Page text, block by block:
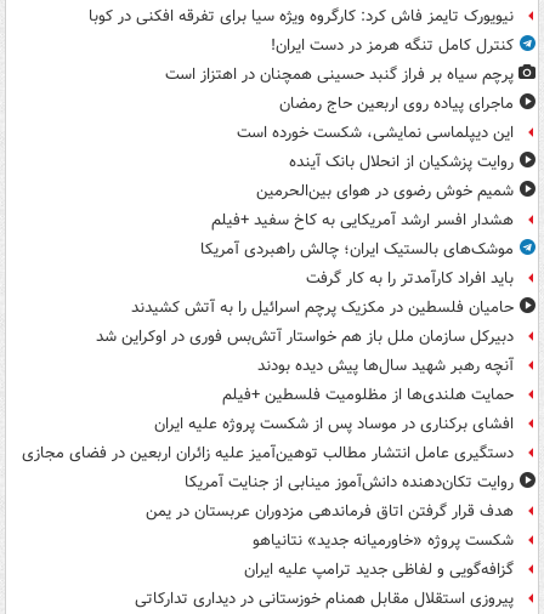
نیویورک تایمز فاش کرد: کارگروه ویژه سیا برای تفرقه افکنی در کوبا
کنترل کامل تنگه هرمز در دست ایران!
پرچم سیاه بر فراز گنبد حسینی همچنان در اهتزاز است
ماجرای پیاده روی اربعین حاج رمضان
این دیپلماسی نمایشی، شکست خورده است
روایت پزشکیان از انحلال بانک آینده
شمیم خوش رضوی در هوای بین‌الحرمین
هشدار افسر ارشد آمریکایی به کاخ سفید +فیلم
موشک‌های بالستیک ایران؛ چالش راهبردی آمریکا
باید افراد کارآمدتر را به کار گرفت
حامیان فلسطین در مکزیک پرچم اسرائیل را به آتش کشیدند
دبیرکل سازمان ملل باز هم خواستار آتش‌بس فوری در اوکراین شد
آنچه رهبر شهید سال‌ها پیش دیده بودند
حمایت هلندی‌ها از مظلومیت فلسطین +فیلم
افشای برکناری در موساد پس از شکست پروژه علیه ایران
دستگیری عامل انتشار مطالب توهین‌آمیز علیه زائران اربعین در فضای مجازی
روایت تکان‌دهنده دانش‌آموز مینابی از جنایت آمریکا
هدف قرار گرفتن اتاق‌ فرماندهی مزدوران عربستان در یمن
شکست پروژه «خاورمیانه جدید» نتانیاهو
گزافه‌گویی و لفاظی جدید ترامپ علیه ایران
پیروزی استقلال مقابل همنام خوزستانی در دیداری تدارکاتی